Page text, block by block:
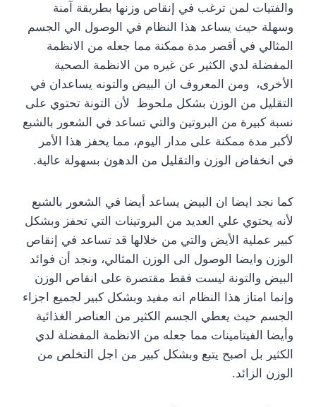
والفتيات لمن ترغب في إنقاص وزنها بطريقة آمنة
وسهلة حيث يساعد هذا النظام في الوصول الي الجسم
المثالي في أقصر مدة ممكنة مما جعله من الانظمة
المفضلة لدي الكثير عن غيره من الانظمة الصحية
الأخرى، ومن المعروف ان البيض والتونه يساعدان في
التقليل من الوزن بشكل ملحوظ لأن التونة تحتوي على
نسبة كبيرة من البروتين والتي تساعد في الشعور بالشبع
لأكبر مدة ممكنة على مدار اليوم، مما يحفز هذا الأمر
في انخفاض الوزن والتقليل من الدهون بسهولة عالية.
كما نجد ايضا ان البيض يساعد أيضا في الشعور بالشبع
لأنه يحتوي علي العديد من البروتينات التي تحفز وبشكل
كبير عملية الأيض والتي من خلالها قد تساعد في إنقاص
الوزن وايضا الوصول الى الوزن المثالي، ونجد أن فوائد
البيض والتونة ليست فقط مقتصرة على انقاص الوزن
وإنما امتاز هذا النظام انه مفيد وبشكل كبير لجميع اجزاء
الجسم حيث يعطي الجسم الكثير من العناصر الغذائية
وأيضا الفيتامينات مما جعله من الانظمة المفضلة لدي
الكثير بل اصبح يتبع وبشكل كبير من اجل التخلص من
الوزن الزائد.